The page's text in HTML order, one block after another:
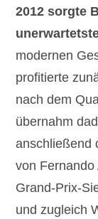
2012 sorgte
modernen
profitierte
nach dem
übernahm
anschließend
von
Grand-Prix-
und zugleich